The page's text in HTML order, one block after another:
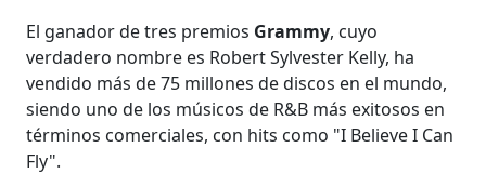
El ganador de tres premios Grammy, cuyo
verdadero nombre es Robert Sylvester Kelly, ha
vendido más de 75 millones de discos en el mundo,
siendo uno de los músicos de R&B más exitosos en
términos comerciales, con hits como "I Believe I Can
Fly".